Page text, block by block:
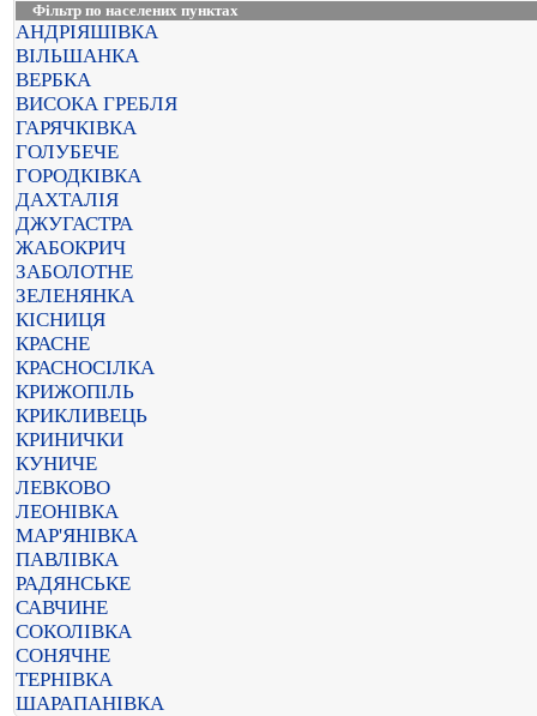
Фільтр по населених пунктах
АНДРІЯШІВКА
ВІЛЬШАНКА
ВЕРБКА
ВИСОКА ГРЕБЛЯ
ГАРЯЧКІВКА
ГОЛУБЕЧЕ
ГОРОДКІВКА
ДАХТАЛІЯ
ДЖУГАСТРА
ЖАБОКРИЧ
ЗАБОЛОТНЕ
ЗЕЛЕНЯНКА
КІСНИЦЯ
КРАСНЕ
КРАСНОСІЛКА
КРИЖОПІЛЬ
КРИКЛИВЕЦЬ
КРИНИЧКИ
КУНИЧЕ
ЛЕВКОВО
ЛЕОНІВКА
МАР'ЯНІВКА
ПАВЛІВКА
РАДЯНСЬКЕ
САВЧИНЕ
СОКОЛІВКА
СОНЯЧНЕ
ТЕРНІВКА
ШАРАПАНІВКА